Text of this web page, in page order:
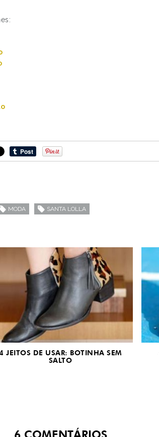
MODA SANTA LOLLA
JEITOS DE USAR: BOTINHA SEM
SALTO